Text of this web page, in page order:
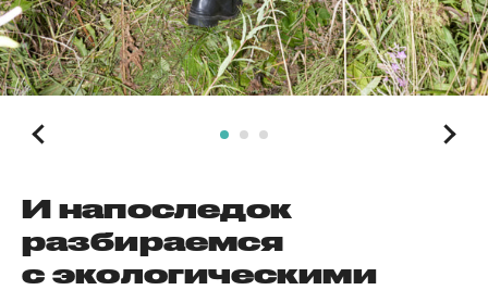
И напоследок
разбираемся
с экологическими